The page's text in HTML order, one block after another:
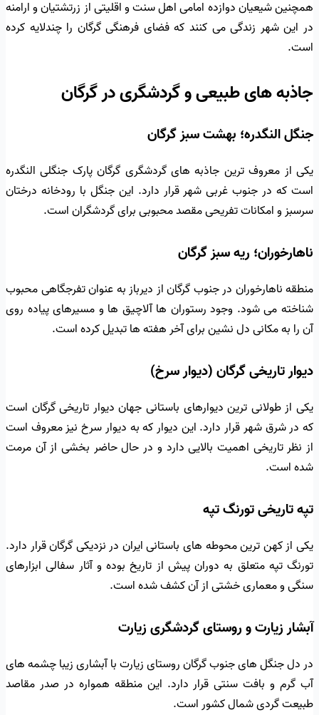
همچنین شیعیان دوازده امامی اهل سنت و اقلیتی از زرتشتیان و ارامنه
در این شهر زندگی می کنند که فضای فرهنگی گرگان را چندلایه کرده
است.
جاذبه های طبیعی و گردشگری در گرگان
جنگل النگدره؛ بهشت سبز گرگان
یکی از معروف ترین جاذبه های گردشگری گرگان پارک جنگلی النگدره
است که در جنوب غربی شهر قرار دارد. این جنگل با رودخانه درختان
سرسبز و امکانات تفریحی مقصد محبوبی برای گردشگران است.
ناهارخوران؛ ریه سبز گرگان
منطقه ناهارخوران در جنوب گرگان از دیرباز به عنوان تفرجگاهی محبوب
شناخته می شود. وجود رستوران ها آلاچیق ها و مسیرهای پیاده روی
آن را به مکانی دل نشین برای آخر هفته ها تبدیل کرده است.
دیوار تاریخی گرگان (دیوار سرخ)
یکی از طولانی ترین دیوارهای باستانی جهان دیوار تاریخی گرگان است
که در شرق شهر قرار دارد. این دیوار که به دیوار سرخ نیز معروف است
از نظر تاریخی اهمیت بالایی دارد و در حال حاضر بخشی از آن مرمت
شده است.
تپه تاریخی تورنگ تپه
یکی از کهن ترین محوطه های باستانی ایران در نزدیکی گرگان قرار دارد.
تورنگ تپه متعلق به دوران پیش از تاریخ بوده و آثار سفالی ابزارهای
سنگی و معماری خشتی از آن کشف شده است.
آبشار زیارت و روستای گردشگری زیارت
در دل جنگل های جنوب گرگان روستای زیارت با آبشاری زیبا چشمه های
آب گرم و بافت سنتی قرار دارد. این منطقه همواره در صدر مقاصد
طبیعت گردی شمال کشور است.